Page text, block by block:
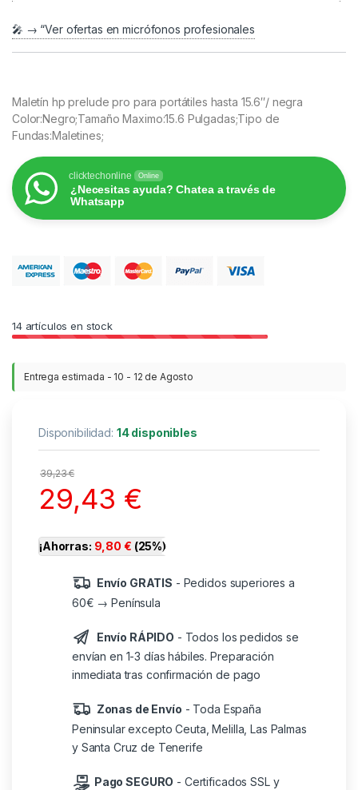
🎤 → “Ver ofertas en micrófonos profesionales
Maletín hp prelude pro para portátiles hasta 15.6″/ negra
Color:Negro;Tamaño Maximo:15.6 Pulgadas;Tipo de
Fundas:Maletines;
clicktechonline Online
¿Necesitas ayuda? Chatea a través de
Whatsapp
14artículos en stock
Entrega estimada - 10 - 12 de Agosto
Disponibilidad: 14 disponibles
39,23€
29,43 €
¡Ahorras: 9,80 € (25%)
Envío GRATIS - Pedidos superiores a
60€ → Península
Envío RÁPIDO - Todos los pedidos se
envían en 1-3 días hábiles. Preparación
inmediata tras confirmación de pago
Zonas de Envío - Toda España
Peninsular excepto Ceuta, Melilla, Las Palmas
y Santa Cruz de Tenerife
Pago SEGURO - Certificados SSL y